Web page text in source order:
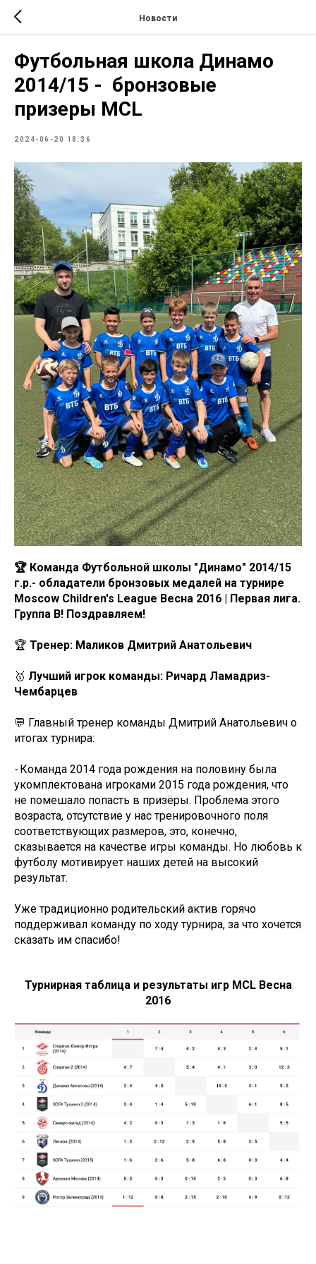
Новости
Футбольная школа Динамо
2014/15 - бронзовые
призеры МСL
2024-06-20 18:36
🏆 Команда Футбольной школы "Динамо" 2014/15
г.р.- обладатели бронзовых медалей на турнире
Moscow Children's League Весна 2016 | Первая лига.
Группа В! Поздравляем!
🏆 Тренер: Маликов Дмитрий Анатольевич
🥇 Лучший игрок команды: Ричард Ламадриз-
Чембарцев
💬 Главный тренер команды Дмитрий Анатольевич о
итогах турнира:
-Команда 2014 года рождения на половину была
укомплектована игроками 2015 года рождения, что
не помешало попасть в призёры. Проблема этого
возраста, отсутствие у нас тренировочного поля
соответствующих размеров, это, конечно,
сказывается на качестве игры команды. Но любовь к
футболу мотивирует наших детей на высокий
результат.
Уже традиционно родительский актив горячо
поддерживал команду по ходу турнира, за что хочется
сказать им спасибо!
Турнирная таблица и результаты игр МСL Весна
2016